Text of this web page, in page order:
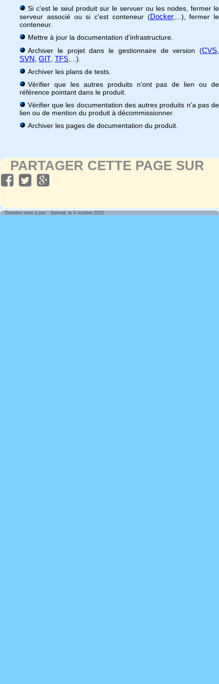
Si c'est le seul produit sur le servuer ou les nodes, fermer le
serveur associé ou si c'est conteneur (Docker,...), fermer le
conteneur.
Mettre à jour la documentation d'infrastructure.
Archiver le projet dans le gestionnaire de version (CVS
SVN GIT TFS ,...).
Archiver les plans de tests.
Vérifier que les autres produits n'ont pas de lien ou de
référence pointant dans le produit.
Vérifier que les documentation des autres produits n'a pas de
lien ou de mention du produit à décommissionner.
Archiver les pages de documentation du produit.
PARTAGER CETTE PAGE SUR
Dernière mise à jour : Samedi, le 4 octobre 2023